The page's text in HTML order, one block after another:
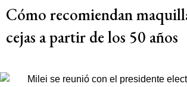
Cómo recomiendan
cejas a partir de los 50 años